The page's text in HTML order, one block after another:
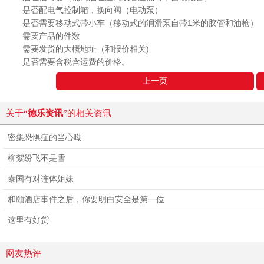
是否配电气控制箱，换向阀（电动泵）
是否需要移动式带小车（移动式的润滑泵自带1米的胶管和油枪）
需要产品的件数
需要发货的大概地址（和报价相关)
是否需要含税含运费的价格。
上一页
关于“徳乐资讯”的相关资讯
密集恐惧症的当心呦
柳絮纷飞不是雪
泰国有对连体姐妹
和颐酒店事件之后，你要明白安全是第一位
这里有好货
网友热评